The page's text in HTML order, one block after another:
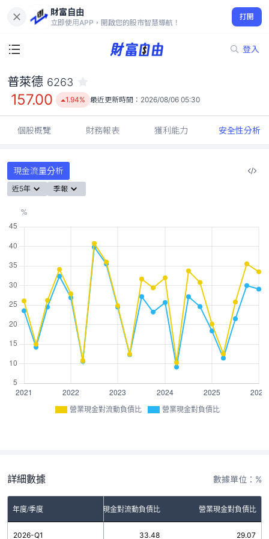
財富自由
立即使用APP，開啟您的股市智慧導航！
打開
登入
157.00
1.94%
普萊德 6263
157.00 1.94% 最近更新時間： 2026/08/06 05:30
個股概覽 財務報表 獲利能力 安全性分析
現金流量分析
近5年 季報
營業現金對流動負債比 營業現金對負債比
詳細數據 數據單位：%
年度/季度 營業現金對流動負債比 營業現金對負債比
2026-Q1 33.48 29.07